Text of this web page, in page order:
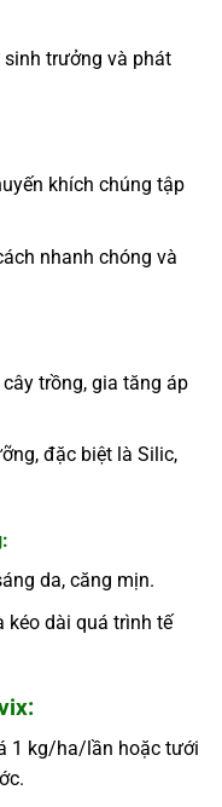
trưởng và phát
khích chúng tập
nhanh chóng và
trồng, gia tăng áp
đặc biệt là Silic,
da, căng mịn.
kéo dài quá trình tế
1 kg/ha/lần hoặc tưới